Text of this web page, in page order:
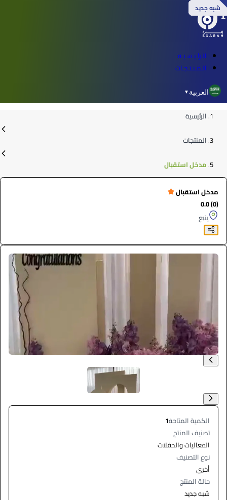
الـرئـيـسـيـة
الـمـنـتـجـات
العربية ▼
الرئيسية
المنتجات
مدخل استقبال
مدخل استقبال
(0) 0.0
ينبع
الكمية المتاحة1
تصنيف المنتج
الفعاليات والحفلات
نوع التصنيف
أخرى
حالة المنتج
شبه جديد
شبه جديد
شبه جديد
شبه جديد
شبه جديد